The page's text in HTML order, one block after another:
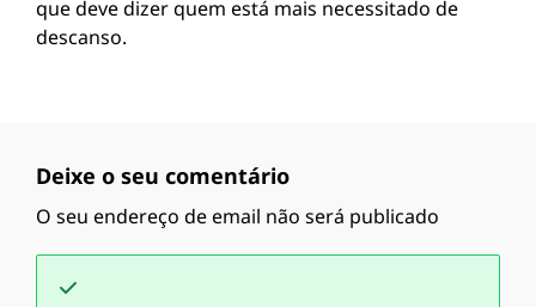
que deve dizer quem está mais necessitado de
descanso.
Deixe o seu comentário
O seu endereço de email não será publicado